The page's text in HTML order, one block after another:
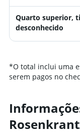
Quarto superior,
desconhecido
*O total inclui uma
serem pagos no